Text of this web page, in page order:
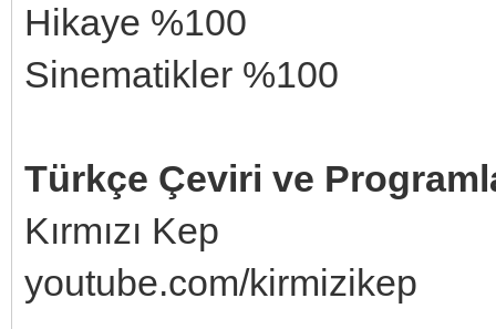
Hikaye %100
Sinematikler %100
Türkçe Çeviri ve
Kırmızı Kep
youtube.com/kirmizikep